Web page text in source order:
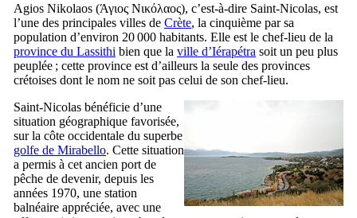
Agios Nikolaos (Άγιος Νικόλαος), c’est-à-dire Saint-Nicolas, est
l’une des principales villes de Crète, la cinquième par sa
population d’environ 20 000 habitants. Elle est le chef-lieu de la
province du Lassithi bien que la ville d’Iérapétra soit un peu plus
peuplée ; cette province est d’ailleurs la seule des provinces
crétoises dont le nom ne soit pas celui de son chef-lieu.
Saint-Nicolas bénéficie d’une
situation géographique favorisée,
sur la côte occidentale du superbe
golfe de Mirabello. Cette situation
a permis à cet ancien port de
pêche de devenir, depuis les
années 1970, une station
balnéaire appréciée, avec une